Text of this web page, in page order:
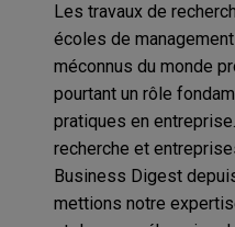
Les travaux de
écoles de
méconnus du monde
pourtant un rôle
pratiques en
recherche et
Business Digest
mettions notre